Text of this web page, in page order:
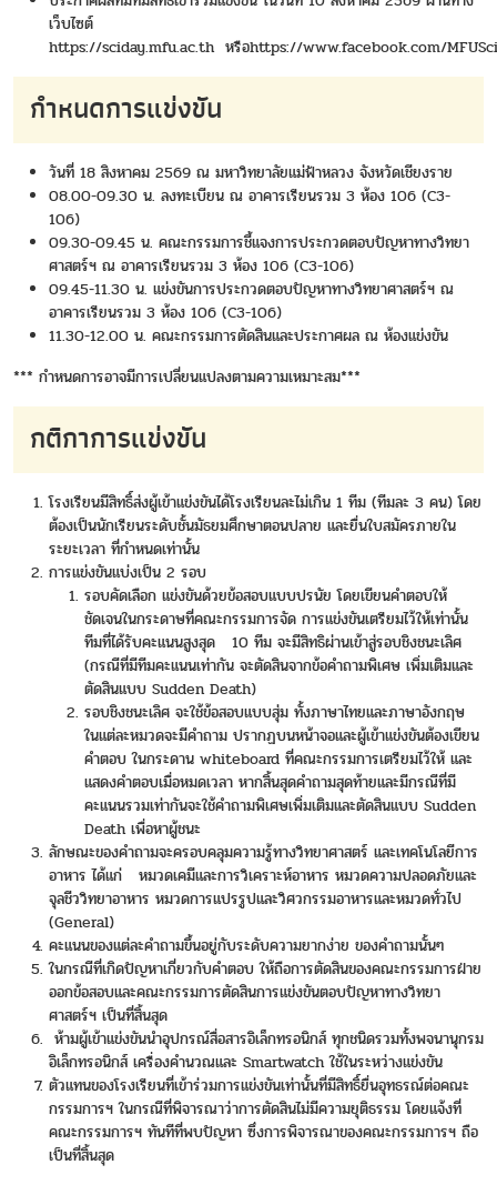
เว็บไซต์
https://sciday.mfu.ac.thหรือhttps://www.facebook.com/
กำหนดการแข่งขัน
วันที่ 18 สิงหาคม 2569 ณ มหาวิทยาลัยแม่ฟ้าหลวง จังหวัดเชียงราย
08.00-09.30 น. ลงทะเบียน ณ อาคารเรียนรวม 3 ห้อง 106 (C3-
106)
09.30-09.45 น. คณะกรรมการชี้แจงการประกวดตอบปัญหาทางวิทยา
ศาสตร์ฯ ณ อาคารเรียนรวม 3 ห้อง 106 (C3-106)
09.45-11.30 น. แข่งขันการประกวดตอบปัญหาทางวิทยาศาสตร์ฯ ณ
อาคารเรียนรวม 3 ห้อง 106 (C3-106)
11.30-12.00 น. คณะกรรมการตัดสินและประกาศผล ณ ห้องแข่งขัน
*** กำหนดการอาจมีการเปลี่ยนแปลงตามความเหมาะสม***
กติกาการแข่งขัน
โรงเรียนมีสิทธิ์ส่งผู้เข้าแข่งขันได้โรงเรียนละไม่เกิน 1 ทีม (ทีมละ 3 คน) โดย
ต้องเป็นนักเรียนระดับชั้นมัธยมศึกษาตอนปลาย และยื่นใบสมัครภายใน
ระยะเวลา ที่กำหนดเท่านั้น
การแข่งขันแบ่งเป็น 2 รอบ
รอบคัดเลือก แข่งขันด้วยข้อสอบแบบปรนัย โดยเขียนคำตอบให้
ชัดเจนในกระดาษที่คณะกรรมการจัด การแข่งขันเตรียมไว้ให้เท่านั้น
ทีมที่ได้รับคะแนนสูงสุด 10 ทีม จะมีสิทธิผ่านเข้าสู่รอบชิงชนะเลิศ
(กรณีที่มีทีมคะแนนเท่ากัน จะตัดสินจากข้อคำถามพิเศษ เพิ่มเติมและ
ตัดสินแบบ Sudden Death)
รอบชิงชนะเลิศ จะใช้ข้อสอบแบบสุ่ม ทั้งภาษาไทยและภาษาอังกฤษ
ในแต่ละหมวดจะมีคำถาม ปรากฏบนหน้าจอและผู้เข้าแข่งขันต้องเขียน
คำตอบ ในกระดาน whiteboard ที่คณะกรรมการเตรียมไว้ให้ และ
แสดงคำตอบเมื่อหมดเวลา หากสิ้นสุดคำถามสุดท้ายและมีกรณีที่มี
คะแนนรวมเท่ากันจะใช้คำถามพิเศษเพิ่มเติมและตัดสินแบบ Sudden
Death เพื่อหาผู้ชนะ
ลักษณะของคำถามจะครอบคลุมความรู้ทางวิทยาศาสตร์ และเทคโนโลยีการ
อาหาร ได้แก่ หมวดเคมีและการวิเคราะห์อาหาร หมวดความปลอดภัยและ
จุลชีววิทยาอาหาร หมวดการแปรรูปและวิศวกรรมอาหารและหมวดทั่วไป
(General)
คะแนนของแต่ละคำถามขึ้นอยู่กับระดับความยากง่าย ของคำถามนั้นๆ
ในกรณีที่เกิดปัญหาเกี่ยวกับคำตอบ ให้ถือการตัดสินของคณะกรรมการฝ่าย
ออกข้อสอบและคณะกรรมการตัดสินการแข่งขันตอบปัญหาทางวิทยา
ศาสตร์ฯ เป็นที่สิ้นสุด
ห้ามผู้เข้าแข่งขันนำอุปกรณ์สื่อสารอิเล็กทรอนิกส์ ทุกชนิดรวมทั้งพจนานุกรม
อิเล็กทรอนิกส์ เครื่องคำนวณและ Smartwatch ใช้ในระหว่างแข่งขัน
ตัวแทนของโรงเรียนที่เข้าร่วมการแข่งขันเท่านั้นที่มีสิทธิ์ยื่นอุทธรณ์ต่อคณะ
กรรมการฯ ในกรณีที่พิจารณาว่าการตัดสินไม่มีความยุติธรรม โดยแจ้งที่
คณะกรรมการฯ ทันทีที่พบปัญหา ซึ่งการพิจารณาของคณะกรรมการฯ ถือ
เป็นที่สิ้นสุด